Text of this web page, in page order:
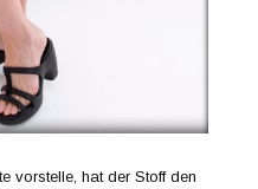
vorstelle, hat der Stoff den